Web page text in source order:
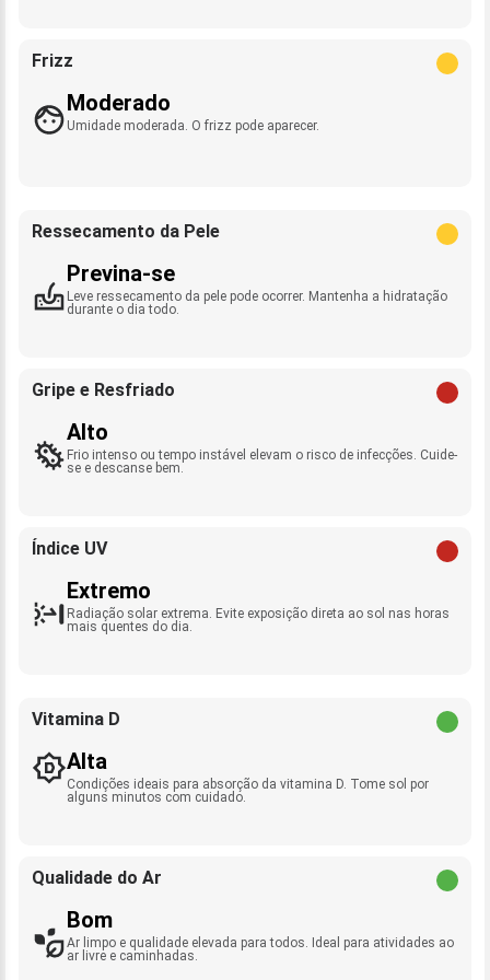
Frizz
Moderado
Umidade moderada. O frizz pode aparecer.
Ressecamento da Pele
Previna-se
Leve ressecamento da pele pode ocorrer. Mantenha a hidratação
durante o dia todo.
Gripe e Resfriado
Alto
Frio intenso ou tempo instável elevam o risco de infecções. Cuide-
se e descanse bem.
Índice UV
Extremo
Radiação solar extrema. Evite exposição direta ao sol nas horas
mais quentes do dia.
Vitamina D
Alta
Condições ideais para absorção da vitamina D. Tome sol por
alguns minutos com cuidado.
Qualidade do Ar
Bom
Ar limpo e qualidade elevada para todos. Ideal para atividades ao
ar livre e caminhadas.